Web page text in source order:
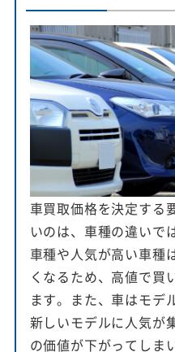
車買取価格を決定する
いのは、車種の違いで
車種や人気が高い車種
くなるため、高値で買
ます。また、車はモデ
新しいモデルに人気が
の価値が下がってしま